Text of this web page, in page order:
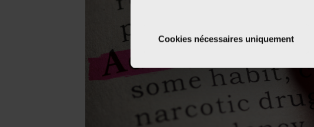
Cookies nécessaires uniquement